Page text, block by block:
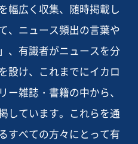
幅広く収集、随時掲載し
、ニュース頻出の言葉や
、有識者がニュースを分
設け、これまでにイカロ
ー雑誌・書籍の中から、
しています。これらを通
すべての方々にとって有